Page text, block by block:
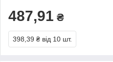
487,91 ₴
398,39 ₴ від 10 шт.